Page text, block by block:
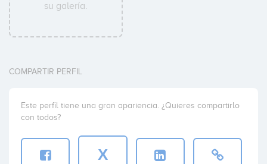
su galería.
COMPARTIR PERFIL
Este perfil tiene una gran apariencia. ¿Quieres compartirlo
con todos?
X